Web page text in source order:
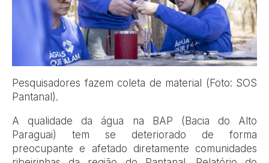
Pesquisadores fazem coleta de material (Foto: SOS
Pantanal).
A qualidade da água na BAP (Bacia do Alto
Paraguai) tem se deteriorado de forma
preocupante e afetado diretamente comunidades